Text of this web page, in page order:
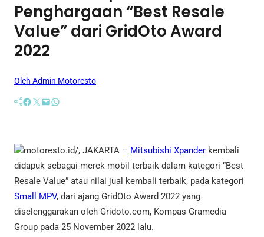
Penghargaan “Best Resale
Value” dari GridOto Award
2022
Oleh Admin Motoresto
Facebook Twitter Mail WhatsApp
motoresto.id/, JAKARTA – Mitsubishi Xpander kembali
didapuk sebagai merek mobil terbaik dalam kategori “Best
Resale Value” atau nilai jual kembali terbaik, pada kategori
Small MPV, dari ajang GridOto Award 2022 yang
diselenggarakan oleh Gridoto.com, Kompas Gramedia
Group pada 25 November 2022 lalu.